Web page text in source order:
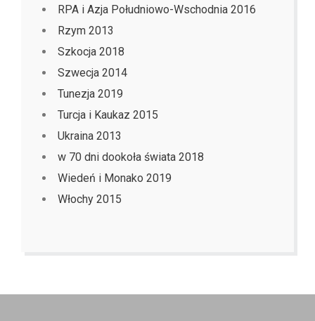
RPA i Azja Południowo-Wschodnia 2016
Rzym 2013
Szkocja 2018
Szwecja 2014
Tunezja 2019
Turcja i Kaukaz 2015
Ukraina 2013
w 70 dni dookoła świata 2018
Wiedeń i Monako 2019
Włochy 2015